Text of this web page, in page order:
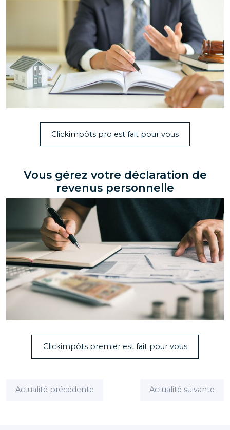
Clickimpôts pro est fait pour vous
Vous gérez votre déclaration de
revenus personnelle
Clickimpôts premier est fait pour vous
Actualité précédente Actualité suivante